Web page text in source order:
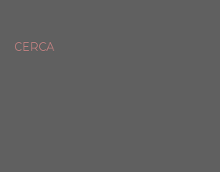
CERCA